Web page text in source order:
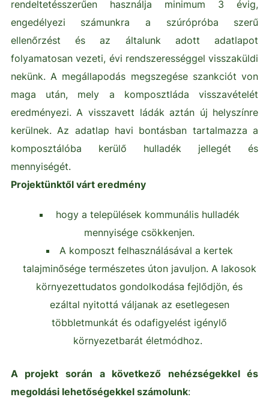
rendeltetésszerűen használja minimum 3 évig,
engedélyezi számunkra a szúrópróba szerű
ellenőrzést és az általunk adott adatlapot
folyamatosan vezeti, évi rendszerességgel visszaküldi
nekünk. A megállapodás megszegése szankciót von
maga után, mely a komposztláda visszavételét
eredményezi. A visszavett ládák aztán új helyszínre
kerülnek. Az adatlap havi bontásban tartalmazza a
komposztálóba kerülő hulladék jellegét és
mennyiségét.
Projektünktől várt eredmény
hogy a települések kommunális hulladék
mennyisége csökkenjen.
A komposzt felhasználásával a kertek
talajminősége természetes úton javuljon. A lakosok
környezettudatos gondolkodása fejlődjön, és
ezáltal nyitottá váljanak az esetlegesen
többletmunkát és odafigyelést igénylő
környezetbarát életmódhoz.
A projekt során a következő nehézségekkel és
megoldási lehetőségekkel számolunk: